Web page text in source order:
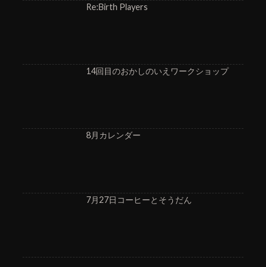
Re:Birth Players
14回目のおかしのいえワークショップ
8月カレンダー
7月27日コーヒーとそうだん